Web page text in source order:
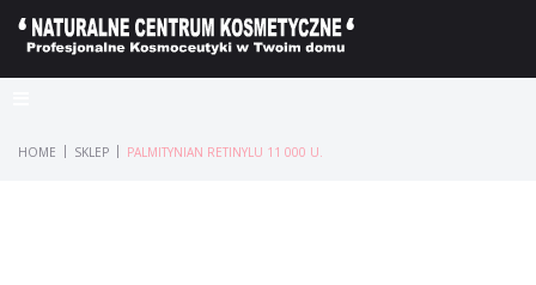
HOME | SKLEP | PALMITYNIAN RETINYLU 11 000 U.